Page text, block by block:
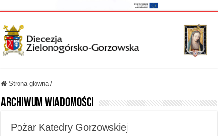
Strona główna /
Archiwum wiadomości
Pożar Katedry Gorzowskiej